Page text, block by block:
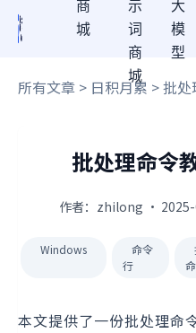
商
城
示
词
商
城
大
模
型
所有文章 > 日积月累 > 批
批处理命令
作者：zhilong ·
Windows
命令
行
本文提供了一份批处理命